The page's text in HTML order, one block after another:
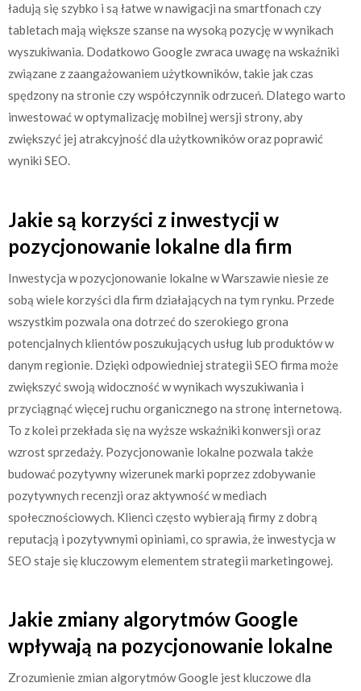
ładują się szybko i są łatwe w nawigacji na smartfonach czy
tabletach mają większe szanse na wysoką pozycję w wynikach
wyszukiwania. Dodatkowo Google zwraca uwagę na wskaźniki
związane z zaangażowaniem użytkowników, takie jak czas
spędzony na stronie czy współczynnik odrzuceń. Dlatego warto
inwestować w optymalizację mobilnej wersji strony, aby
zwiększyć jej atrakcyjność dla użytkowników oraz poprawić
wyniki SEO.
Jakie są korzyści z inwestycji w
pozycjonowanie lokalne dla firm
Inwestycja w pozycjonowanie lokalne w Warszawie niesie ze
sobą wiele korzyści dla firm działających na tym rynku. Przede
wszystkim pozwala ona dotrzeć do szerokiego grona
potencjalnych klientów poszukujących usług lub produktów w
danym regionie. Dzięki odpowiedniej strategii SEO firma może
zwiększyć swoją widoczność w wynikach wyszukiwania i
przyciągnąć więcej ruchu organicznego na stronę internetową.
To z kolei przekłada się na wyższe wskaźniki konwersji oraz
wzrost sprzedaży. Pozycjonowanie lokalne pozwala także
budować pozytywny wizerunek marki poprzez zdobywanie
pozytywnych recenzji oraz aktywność w mediach
społecznościowych. Klienci często wybierają firmy z dobrą
reputacją i pozytywnymi opiniami, co sprawia, że inwestycja w
SEO staje się kluczowym elementem strategii marketingowej.
Jakie zmiany algorytmów Google
wpływają na pozycjonowanie lokalne
Zrozumienie zmian algorytmów Google jest kluczowe dla